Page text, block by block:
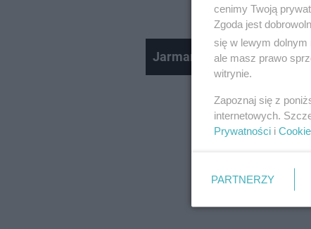
Jarmark na Nikiszu
cenimy Twoją
Zgoda jest
się w lewym dolnym
ale masz prawo
witrynie.
Zapoznaj się z
internetowych.
Prywatności i
PARTNERZY